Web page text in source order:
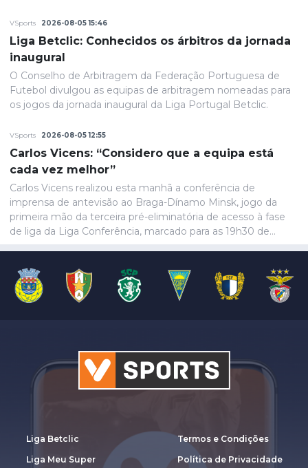
e até final o resultado permaneceria inalterado.
VSports 2026-08-05 15:46
Liga Betclic: Conhecidos os árbitros da jornada
inaugural
O Conselho de Arbitragem da Federação Portuguesa de
Futebol divulgou as equipas de arbitragem nomeadas para
os jogos da jornada inaugural da Liga Portugal Betclic.
VSports 2026-08-05 12:55
Carlos Vicens: “Considero que a equipa está
cada vez melhor”
Carlos Vicens realizou esta manhã a conferência de
imprensa de antevisão ao Braga-Dínamo Minsk, jogo da
primeira mão da terceira pré-eliminatória de acesso à fase
de liga da Liga Conferência, marcado para as 19h30 de
Liga Betclic
Liga Meu Super
Termos e Condições
Política de Privacidade